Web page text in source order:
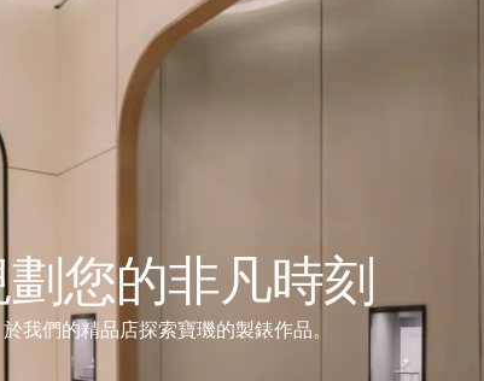
您的非凡時刻
於我們的精品店探索寶璣的製錶作品。